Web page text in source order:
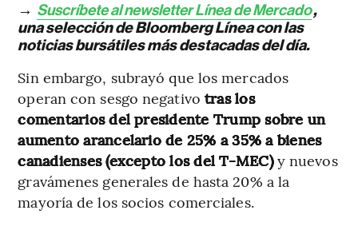
→ Suscríbete al newsletter Línea de Mercado,
una selección de Bloomberg Línea con las
noticias bursátiles más destacadas del día.
Sin embargo, subrayó que los mercados
operan con sesgo negativo tras los
comentarios del presidente Trump sobre un
aumento arancelario de 25% a 35% a bienes
canadienses (excepto los del T-MEC)y nuevos
gravámenes generales de hasta 20% a la
mayoría de los socios comerciales.